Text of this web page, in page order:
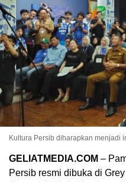
Kultura Persib diharapkan menjadi
GELIATMEDIA.COM –
Persib resmi dibuka di